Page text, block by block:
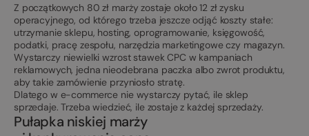
Z początkowych 80 zł marży zostaje około 12 zł zysku
operacyjnego, od którego trzeba jeszcze odjąć koszty stałe:
utrzymanie sklepu, hosting, oprogramowanie, księgowość,
podatki, pracę zespołu, narzędzia marketingowe czy magazyn.
Wystarczy niewielki wzrost stawek CPC w kampaniach
reklamowych, jedna nieodebrana paczka albo zwrot produktu,
aby takie zamówienie przyniosło stratę.
Dlatego w e-commerce nie wystarczy pytać, ile sklep
sprzedaje. Trzeba wiedzieć, ile zostaje z każdej sprzedaży.
Pułapka niskiej marży